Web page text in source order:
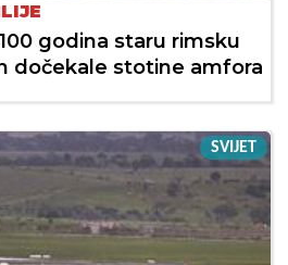
godina staru rimsku
dočekale stotine amfora
SVIJET